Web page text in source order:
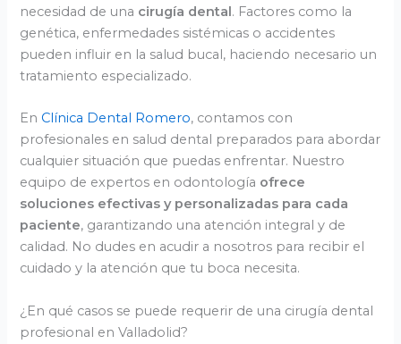
necesidad de una cirugía dental. Factores como la
genética, enfermedades sistémicas o accidentes
pueden influir en la salud bucal, haciendo necesario un
tratamiento especializado.
En Clínica Dental Romero, contamos con
profesionales en salud dental preparados para abordar
cualquier situación que puedas enfrentar. Nuestro
equipo de expertos en odontología ofrece
soluciones efectivas y personalizadas para cada
paciente, garantizando una atención integral y de
calidad. No dudes en acudir a nosotros para recibir el
cuidado y la atención que tu boca necesita.
¿En qué casos se puede requerir de una cirugía dental
profesional en Valladolid?